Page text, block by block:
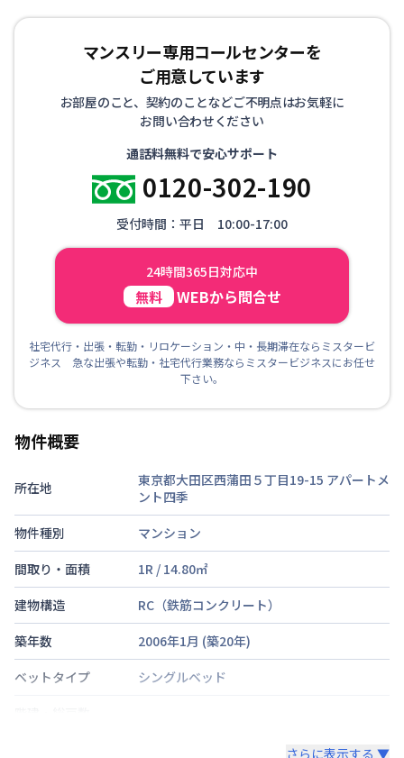
マンスリー専用コールセンターを
ご用意しています
お部屋のこと、契約のことなどご不明点はお気軽に
お問い合わせください
通話料無料で安心サポート
0120-302-190
受付時間：平日 10:00-17:00
24時間365日対応中
無料 WEBから問合せ
社宅代行・出張・転勤・リロケーション・中・長期滞在ならミスタービ
ジネス 急な出張や転勤・社宅代行業務ならミスタービジネスにお任せ
下さい。
物件概要
所在地 東京都大田区西蒲田５丁目19-15 アパートメ
ント四季
物件種別
マンション
間取り・面積
1R / 14.80㎡
建物構造
RC（鉄筋コンクリート）
築年数
2006年1月 (築20年)
ベットタイプ
シングルベッド
さらに表示する ▼